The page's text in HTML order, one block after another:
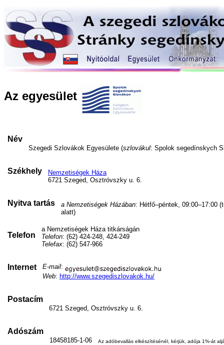
Az egyesület
Név
Szegedi Szlovákok Egyesülete (szlovákul: Spolok segedínskych
Székhely
Nemzetiségek Háza
6721 Szeged, Osztróvszky u. 6.
Nyitva tartás a Nemzetiségek Házában: Hétfő–péntek, 09:00–17:00
alatt)
Telefon
a Nemzetiségek Háza titkárságán
Telefon: (62) 424-248, 424-249
Telefax: (62) 547-966
Internet E-mail:
Web: http://www.szegediszlovakok.hu/
Postacím
6721 Szeged, Osztróvszky u. 6.
Adószám
18458185-1-06 Az adóbevallás elkészítésénél, kérjük, adója 1%-át